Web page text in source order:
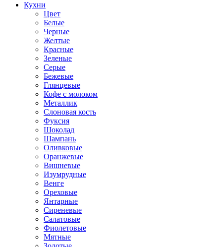
Кухни
Цвет
Белые
Черные
Желтые
Красные
Зеленые
Серые
Бежевые
Глянцевые
Кофе с молоком
Металлик
Слоновая кость
Фуксия
Шоколад
Шампань
Оливковые
Оранжевые
Вишневые
Изумрудные
Венге
Ореховые
Янтарные
Сиреневые
Салатовые
Фиолетовые
Мятные